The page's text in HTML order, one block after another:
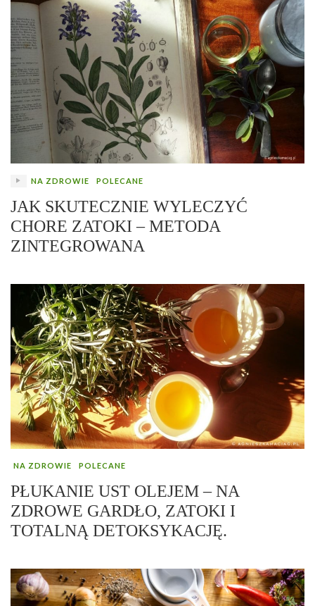
NA ZDROWIE POLECANE
JAK SKUTECZNIE WYLECZYĆ
CHORE ZATOKI – METODA
ZINTEGROWANA
NA ZDROWIE POLECANE
PŁUKANIE UST OLEJEM – NA
ZDROWE GARDŁO, ZATOKI I
TOTALNĄ DETOKSYKACJĘ.